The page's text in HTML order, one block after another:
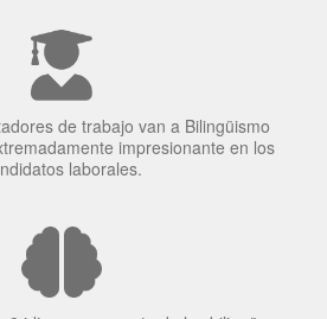
de trabajo van a Bilingüismo
impresionante en los
laborales.
2 idiomas por parte de los bilingües